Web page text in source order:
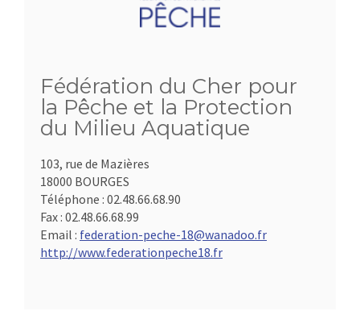
Fédération du Cher pour
la Pêche et la Protection
du Milieu Aquatique
103, rue de Mazières
18000 BOURGES
Téléphone : 02.48.66.68.90
Fax : 02.48.66.68.99
Email : federation-peche-18@wanadoo.fr
http://www.federationpeche18.fr